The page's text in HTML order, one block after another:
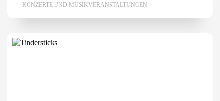
KONZERTE UND MUSIKVERANSTALTUNGEN